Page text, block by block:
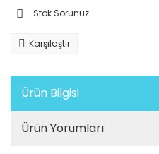
Stok Sorunuz
Karşılaştır
Ürün Bilgisi
Ürün Yorumları